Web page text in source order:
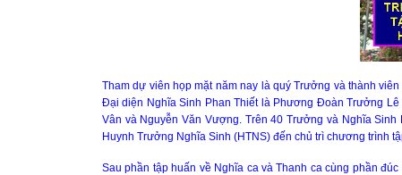
Tham dự viên họp mặt năm nay là quý Trưởng và thành
Đại diện Nghĩa Sinh Phan Thiết là Phương Đoàn Trưởng
Vân và Nguyễn Văn Vượng. Trên 40 Trưởng và Nghĩa
Huynh Trưởng Nghĩa Sinh (HTNS) đến chủ trì chương trình
Sau phần tập huấn về Nghĩa ca và Thanh ca cùng phần